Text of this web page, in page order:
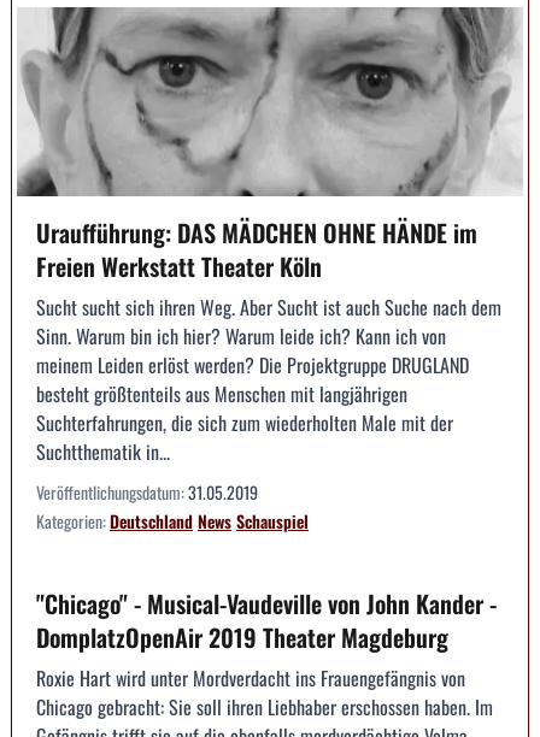
Uraufführung: DAS MÄDCHEN OHNE HÄNDE im
Freien Werkstatt Theater Köln
Sucht sucht sich ihren Weg. Aber Sucht ist auch Suche nach dem
Sinn. Warum bin ich hier? Warum leide ich? Kann ich von
meinem Leiden erlöst werden? Die Projektgruppe DRUGLAND
besteht größtenteils aus Menschen mit langjährigen
Suchterfahrungen, die sich zum wiederholten Male mit der
Suchtthematik in...
Veröffentlichungsdatum:31.05.2019
Kategorien:DeutschlandNewsSchauspiel
"Chicago" - Musical-Vaudeville von John Kander -
DomplatzOpenAir 2019 Theater Magdeburg
Roxie Hart wird unter Mordverdacht ins Frauengefängnis von
Chicago gebracht: Sie soll ihren Liebhaber erschossen haben. Im